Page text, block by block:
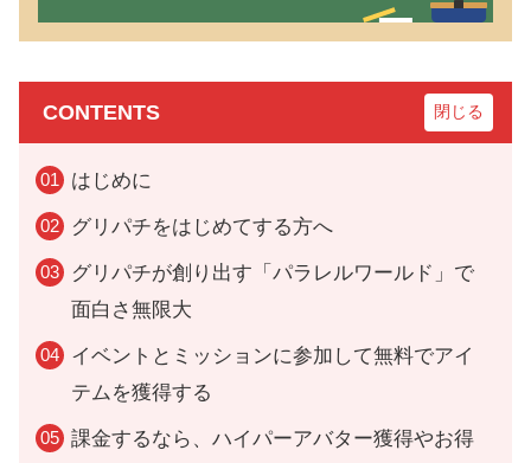
CONTENTS
はじめに
グリパチをはじめてする方へ
グリパチが創り出す「パラレルワールド」で
面白さ無限大
イベントとミッションに参加して無料でアイ
テムを獲得する
課金するなら、ハイパーアバター獲得やお得